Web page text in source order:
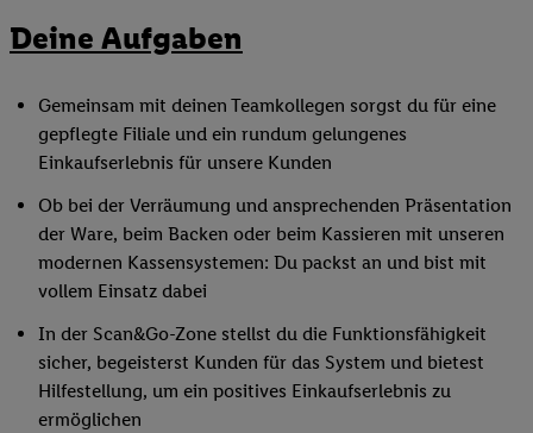
Deine Aufgaben
Gemeinsam mit deinen Teamkollegen sorgst du für eine
gepflegte Filiale und ein rundum gelungenes
Einkaufserlebnis für unsere Kunden
Ob bei der Verräumung und ansprechenden Präsentation
der Ware, beim Backen oder beim Kassieren mit unseren
modernen Kassensystemen: Du packst an und bist mit
vollem Einsatz dabei
In der Scan&Go-Zone stellst du die Funktionsfähigkeit
sicher, begeisterst Kunden für das System und bietest
Hilfestellung, um ein positives Einkaufserlebnis zu
ermöglichen